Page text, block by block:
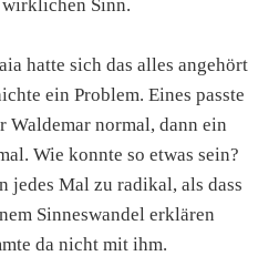
wirklichen Sinn.
hatte sich das alles angehört
ein Problem. Eines passte
Waldemar normal, dann ein
Wie konnte so etwas sein?
jedes Mal zu radikal, als dass
Sinneswandel erklären
da nicht mit ihm.